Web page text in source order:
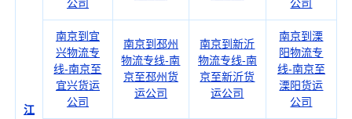
江
公司
公司
南京到宜
兴物流专
线-南京至
宜兴货运
公司
南京到邳州
物流专线-南
京至邳州货
运公司
南京到新沂
物流专线-南
京至新沂货
运公司
南京到溧
阳物流专
线-南京至
溧阳货运
公司